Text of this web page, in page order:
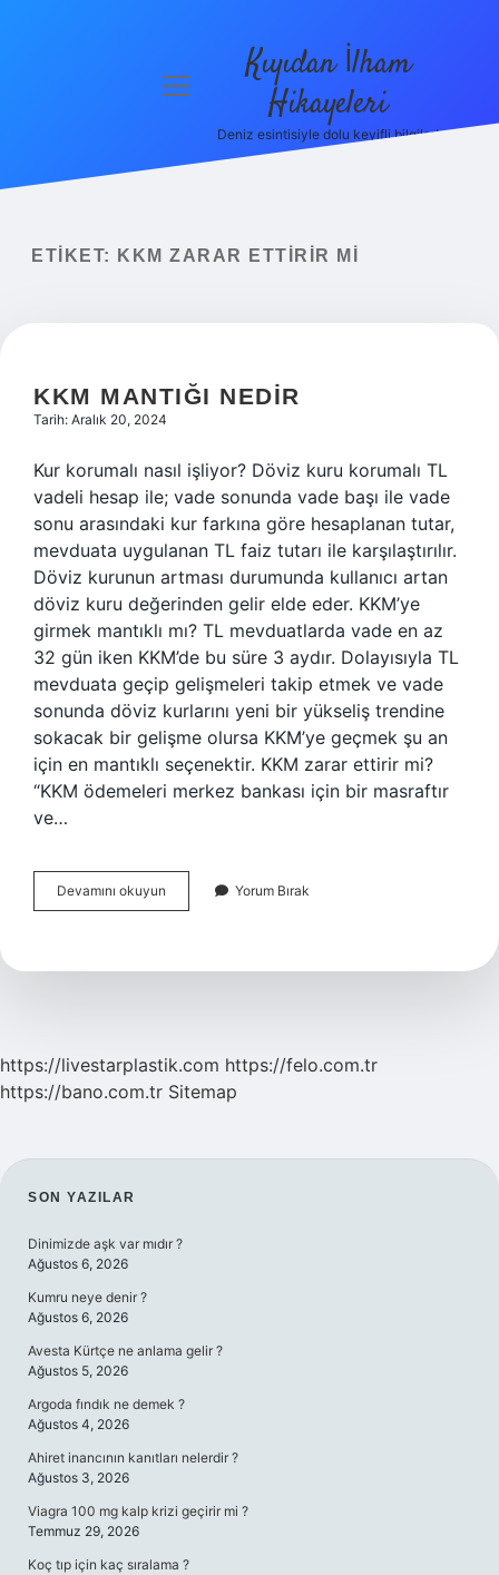
menüyü
Kıyıdan İlham
Hikayeleri
Deniz esintisiyle dolu keyifli bilgiler!
ETIKET: KKM ZARAR ETTIRIR MI
KKM MANTIĞI NEDIR
Tarih: Aralık 20, 2024
Kur korumalı nasıl işliyor? Döviz kuru korumalı TL
vadeli hesap ile; vade sonunda vade başı ile vade
sonu arasındaki kur farkına göre hesaplanan tutar,
mevduata uygulanan TL faiz tutarı ile karşılaştırılır.
Döviz kurunun artması durumunda kullanıcı artan
döviz kuru değerinden gelir elde eder. KKM’ye
girmek mantıklı mı? TL mevduatlarda vade en az
32 gün iken KKM’de bu süre 3 aydır. Dolayısıyla TL
mevduata geçip gelişmeleri takip etmek ve vade
sonunda döviz kurlarını yeni bir yükseliş trendine
sokacak bir gelişme olursa KKM’ye geçmek şu an
için en mantıklı seçenektir. KKM zarar ettirir mi?
“KKM ödemeleri merkez bankası için bir masraftır
ve…
Devamını okuyun
Mantığı
Yorum Bırak
https://livestarplastik.com https://felo.com.tr
https://bano.com.tr Sitemap
SIDEBAR
SON YAZILAR
Dinimizde aşk var mıdır ?
Ağustos 6, 2026
Kumru neye denir ?
Ağustos 6, 2026
Avesta Kürtçe ne anlama gelir ?
Ağustos 5, 2026
Argoda fındık ne demek ?
Ağustos 4, 2026
Ahiret inancının kanıtları nelerdir ?
Ağustos 3, 2026
Viagra 100 mg kalp krizi geçirir mi ?
Temmuz 29, 2026
Koç tıp için kaç sıralama ?